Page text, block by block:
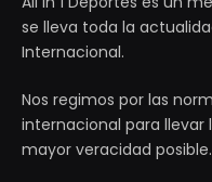
se lleva toda la
Internacional.
Nos regimos por las
internacional para
mayor veracidad posible.